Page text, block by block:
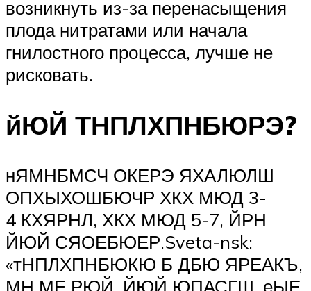
возникнуть из-за перенасыщения
плода нитратами или начала
гнилостного процесса, лучше не
рисковать.
йЮЙ ТНПЛХПНБЮРЭ?
нЯМНБМСЧ ОКЕРЭ ЯХАЛЮЛШ
ОПХЫХОШБЮЧР ХКХ МЮД 3-
4 КХЯРНЛ, ХКХ МЮД 5-7, ЙРН
ЙЮЙ СЯОЕБЮЕР.Sveta-nsk:
«тНПЛХПНБЮКЮ Б ДБЮ ЯРЕАКЪ,
МН МЕ РЮЙ, ЙЮЙ ЮПАСГШ. еЫЕ